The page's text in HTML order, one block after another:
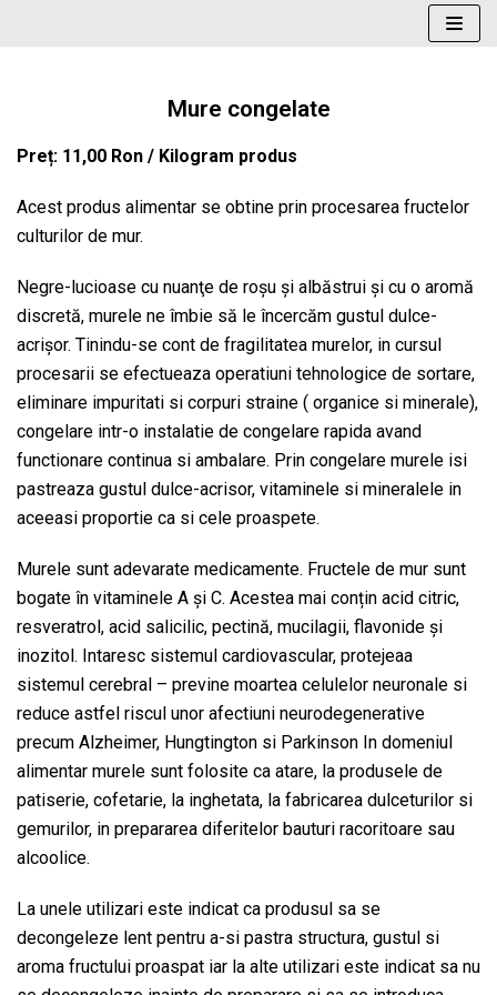
Mure congelate
Preț: 11,00 Ron / Kilogram produs
Acest produs alimentar se obtine prin procesarea fructelor
culturilor de mur.
Negre-lucioase cu nuanţe de roşu şi albăstrui şi cu o aromă
discretă, murele ne îmbie să le încercăm gustul dulce-
acrişor. Tinindu-se cont de fragilitatea murelor, in cursul
procesarii se efectueaza operatiuni tehnologice de sortare,
eliminare impuritati si corpuri straine ( organice si minerale),
congelare intr-o instalatie de congelare rapida avand
functionare continua si ambalare. Prin congelare murele isi
pastreaza gustul dulce-acrisor, vitaminele si mineralele in
aceeasi proportie ca si cele proaspete.
Murele sunt adevarate medicamente. Fructele de mur sunt
bogate în vitaminele A și C. Acestea mai conțin acid citric,
resveratrol, acid salicilic, pectină, mucilagii, flavonide și
inozitol. Intaresc sistemul cardiovascular, protejeaa
sistemul cerebral – previne moartea celulelor neuronale si
reduce astfel riscul unor afectiuni neurodegenerative
precum Alzheimer, Hungtington si Parkinson In domeniul
alimentar murele sunt folosite ca atare, la produsele de
patiserie, cofetarie, la inghetata, la fabricarea dulceturilor si
gemurilor, in prepararea diferitelor bauturi racoritoare sau
alcoolice.
La unele utilizari este indicat ca produsul sa se
decongeleze lent pentru a-si pastra structura, gustul si
aroma fructului proaspat iar la alte utilizari este indicat sa nu
Nume și prenume*
Adresă e-mail*
Subiect mesaj*